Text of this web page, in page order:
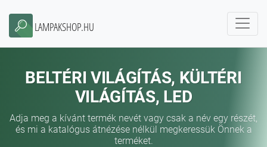
LAMPAKSHOP.HU
BELTÉRI VILÁGÍTÁS, KÜLTÉRI
VILÁGÍTÁS, LED
Adja meg a kívánt termék nevét vagy csak a név egy részét,
és mi a katalógus átnézése nélkül megkeressük Önnek a
terméket.